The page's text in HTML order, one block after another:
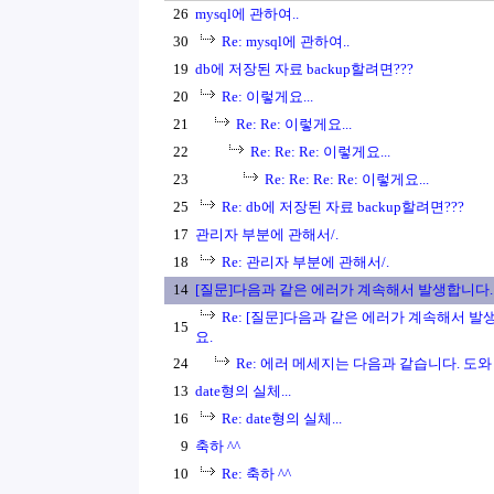
26 mysql에 관하여..
30
Re: mysql에 관하여..
19 db에 저장된 자료 backup할려면???
20
Re: 이렇게요...
21
Re: Re: 이렇게요...
22
Re: Re: Re: 이렇게요...
23
Re: Re: Re: Re: 이렇게요...
25
Re: db에 저장된 자료 backup할려면???
17 관리자 부분에 관해서/.
18
Re: 관리자 부분에 관해서/.
14 [질문]다음과 같은 에러가 계속해서 발생합니다
15
Re: [질문]다음과 같은 에러가 계속해서 발
요.
24
Re: 에러 메세지는 다음과 같습니다. 도
13 date형의 실체...
16
Re: date형의 실체...
9 축하 ^^
10
Re: 축하 ^^